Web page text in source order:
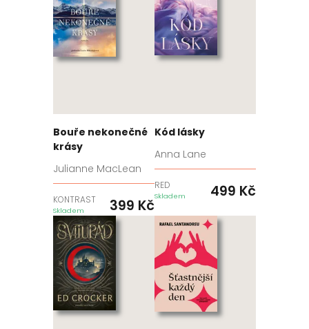
Bouře nekonečné
krásy
Julianne MacLean
KONTRAST
Skladem 399 Kč
Kód lásky
Anna Lane
RED
Skladem 499 Kč